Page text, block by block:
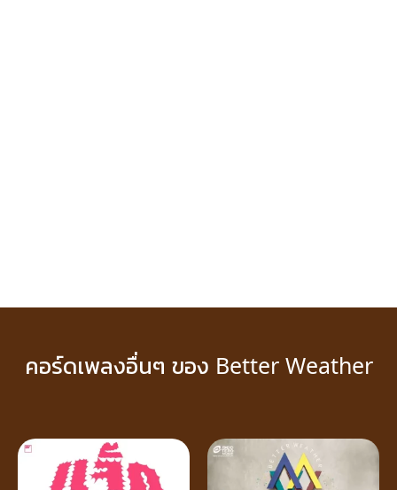
คอร์ดเพลงอื่นๆ ของ Better Weather